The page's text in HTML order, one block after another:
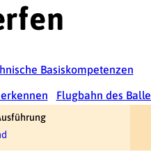
Basiskompetenzen
Flugbahn des